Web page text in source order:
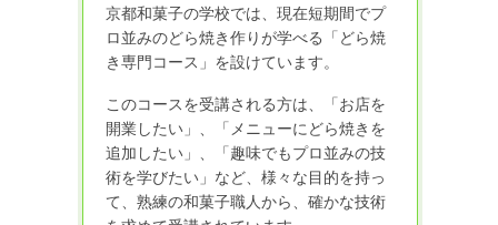
京都和菓子の学校では、現在短期間でプ
ロ並みのどら焼き作りが学べる「どら焼
き専門コース」を設けています。
このコースを受講される方は、「お店を
開業したい」、「メニューにどら焼きを
追加したい」、「趣味でもプロ並みの技
術を学びたい」など、様々な目的を持っ
て、熟練の和菓子職人から、確かな技術